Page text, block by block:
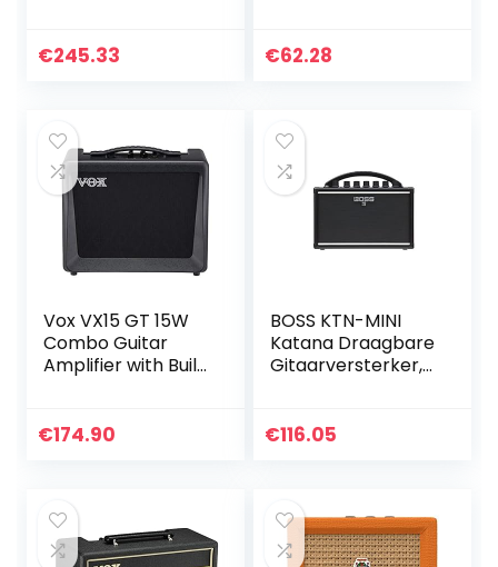
€245.33 €62.28
Vox VX15 GT 15W
Combo Guitar
Amplifier with Built
€174.90
BOSS KTN-MINI
Katana Draagbare
Gitaarversterker,
naartoe te nemen
€116.05